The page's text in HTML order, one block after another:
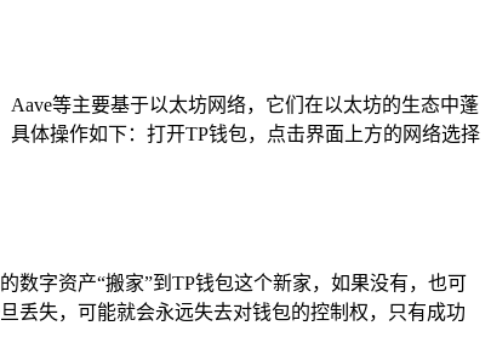
等主要基于以太坊网络，它们在以太坊的生态中蓬
具体操作如下：打开TP钱包，点击界面上方的网络选择
数字资产“搬家”到TP钱包这个新家，如果没有，也可
丢失，可能就会永远失去对钱包的控制权，只有成功